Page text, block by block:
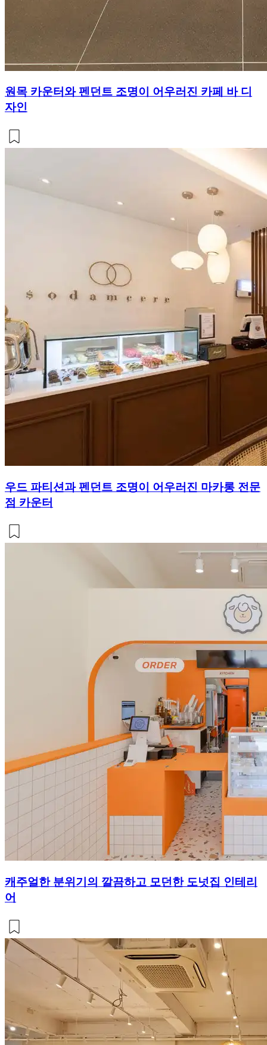
원목 카운터와 펜던트 조명이 어우러진 카페 바 디
자인
우드 파티션과 펜던트 조명이 어우러진 마카롱 전문
점 카운터
캐주얼한 분위기의 깔끔하고 모던한 도넛집 인테리
어